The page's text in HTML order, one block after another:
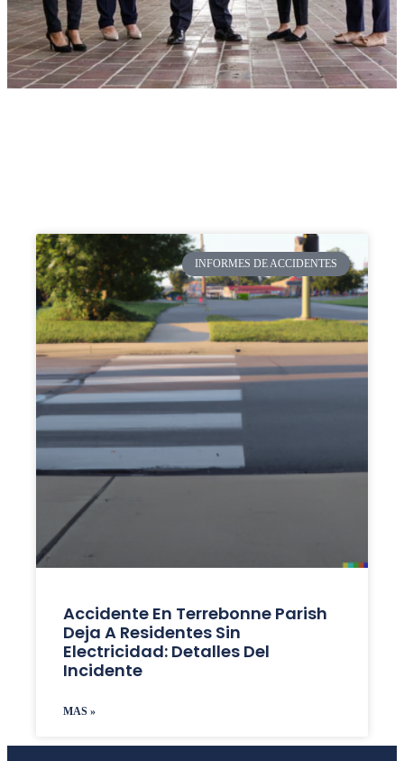
INFORMES DE ACCIDENTES
Accidente En Terrebonne Parish
Deja A Residentes Sin
Electricidad: Detalles Del
Incidente
MAS »